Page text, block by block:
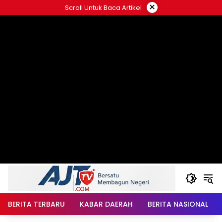
ke
Scroll Untuk Baca Artikel ×
BERITA TERBARU KABAR DAERAH BERITA NASIONAL